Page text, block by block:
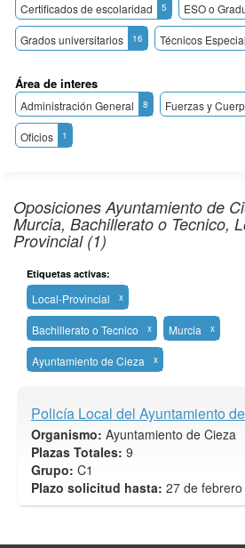
Certificados de escolaridad 5 ESO o
Grados universitarios 16 Técnicos
Área de interes
Administración General 8 Fuerzas y
Oficios 1
Oposiciones Ayuntamiento de
Murcia, Bachillerato o Tecnico,
Provincial (1)
Etiquetas activas:
Local-Provincial x
Bachillerato o Tecnico x Murcia x
Ayuntamiento de Cieza x
Policía Local del Ayuntamiento
Organismo: Ayuntamiento de Cieza
Plazas Totales: 9
Grupo: C1
Plazo solicitud hasta: 27 de